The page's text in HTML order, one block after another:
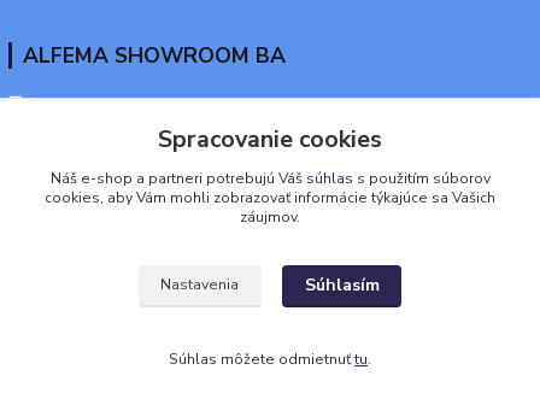
ALFEMA SHOWROOM BA
+421911917888
© 2005-2026 ALFEMA ( viac ako 21 rokov na trhu) )
Spracovanie cookies
Náš e-shop a partneri potrebujú Váš súhlas s použitím súborov
cookies, aby Vám mohli zobrazovať informácie týkajúce sa Vašich
záujmov.
Nastavenia Súhlasím
Súhlas môžete odmietnuťtu.